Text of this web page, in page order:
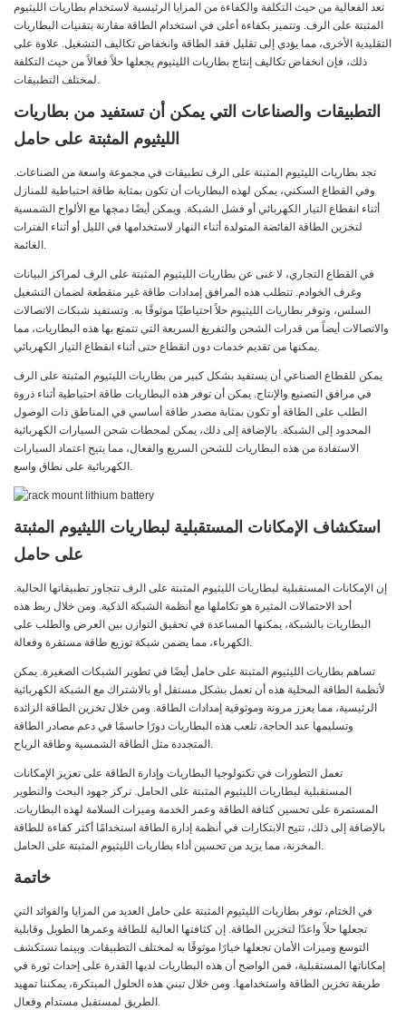
تعد الفعالية من حيث التكلفة والكفاءة من المزايا الرئيسية لاستخدام بطاريات الليثيوم
المثبتة على الرف. وتتميز بكفاءة أعلى في استخدام الطاقة مقارنة بتقنيات البطاريات
التقليدية الأخرى، مما يؤدي إلى تقليل فقد الطاقة وانخفاض تكاليف التشغيل. علاوة على
ذلك، فإن انخفاض تكاليف إنتاج بطاريات الليثيوم يجعلها حلاً فعالاً من حيث التكلفة
لمختلف التطبيقات.
التطبيقات والصناعات التي يمكن أن تستفيد من بطاريات
الليثيوم المثبتة على حامل
تجد بطاريات الليثيوم المثبتة على الرف تطبيقات في مجموعة واسعة من الصناعات.
وفي القطاع السكني، يمكن لهذه البطاريات أن تكون بمثابة طاقة احتياطية للمنازل
أثناء انقطاع التيار الكهربائي أو فشل الشبكة. ويمكن أيضًا دمجها مع الألواح الشمسية
لتخزين الطاقة الفائضة المتولدة أثناء النهار لاستخدامها في الليل أو أثناء الفترات
الغائمة.
في القطاع التجاري، لا غنى عن بطاريات الليثيوم المثبتة على الرف لمراكز البيانات
وغرف الخوادم. تتطلب هذه المرافق إمدادات طاقة غير منقطعة لضمان التشغيل
السلس، وتوفر بطاريات الليثيوم حلاً احتياطيًا موثوقًا به. وتستفيد شبكات الاتصالات
والاتصالات أيضاً من قدرات الشحن والتفريغ السريعة التي تتمتع بها هذه البطاريات، مما
يمكنها من تقديم خدمات دون انقطاع حتى أثناء انقطاع التيار الكهربائي.
يمكن للقطاع الصناعي أن يستفيد بشكل كبير من بطاريات الليثيوم المثبتة على الرف
في مرافق التصنيع والإنتاج. يمكن أن توفر هذه البطاريات طاقة احتياطية أثناء ذروة
الطلب على الطاقة أو تكون بمثابة مصدر طاقة أساسي في المناطق ذات الوصول
المحدود إلى الشبكة. بالإضافة إلى ذلك، يمكن لمحطات شحن السيارات الكهربائية
الاستفادة من هذه البطاريات للشحن السريع والفعال، مما يتيح اعتماد السيارات
الكهربائية على نطاق واسع.
استكشاف الإمكانات المستقبلية لبطاريات الليثيوم المثبتة
على حامل
إن الإمكانات المستقبلية لبطاريات الليثيوم المثبتة على الرف تتجاوز تطبيقاتها الحالية.
أحد الاحتمالات المثيرة هو تكاملها مع أنظمة الشبكة الذكية. ومن خلال ربط هذه
البطاريات بالشبكة، يمكنها المساعدة في تحقيق التوازن بين العرض والطلب على
الكهرباء، مما يضمن شبكة توزيع طاقة مستقرة وفعالة.
تساهم بطاريات الليثيوم المثبتة على حامل أيضًا في تطوير الشبكات الصغيرة. يمكن
لأنظمة الطاقة المحلية هذه أن تعمل بشكل مستقل أو بالاشتراك مع الشبكة الكهربائية
الرئيسية، مما يعزز مرونة وموثوقية إمدادات الطاقة. ومن خلال تخزين الطاقة الزائدة
وتسليمها عند الحاجة، تلعب هذه البطاريات دورًا حاسمًا في دعم مصادر الطاقة
المتجددة مثل الطاقة الشمسية وطاقة الرياح.
تعمل التطورات في تكنولوجيا البطاريات وإدارة الطاقة على تعزيز الإمكانات
المستقبلية لبطاريات الليثيوم المثبتة على الحامل. تركز جهود البحث والتطوير
المستمرة على تحسين كثافة الطاقة وعمر الخدمة وميزات السلامة لهذه البطاريات.
بالإضافة إلى ذلك، تتيح الابتكارات في أنظمة إدارة الطاقة استخدامًا أكثر كفاءة للطاقة
المخزنة، مما يزيد من تحسين أداء بطاريات الليثيوم المثبتة على الحامل.
خاتمة
في الختام، توفر بطاريات الليثيوم المثبتة على حامل العديد من المزايا والفوائد التي
تجعلها حلاً واعدًا لتخزين الطاقة. إن كثافتها العالية للطاقة وعمرها الطويل وقابلية
التوسع وميزات الأمان تجعلها خيارًا موثوقًا به لمختلف التطبيقات. وبينما نستكشف
إمكاناتها المستقبلية، فمن الواضح أن هذه البطاريات لديها القدرة على إحداث ثورة في
طريقة تخزين الطاقة واستخدامها. ومن خلال تبني هذه الحلول المبتكرة، يمكننا تمهيد
الطريق لمستقبل مستدام وفعال.